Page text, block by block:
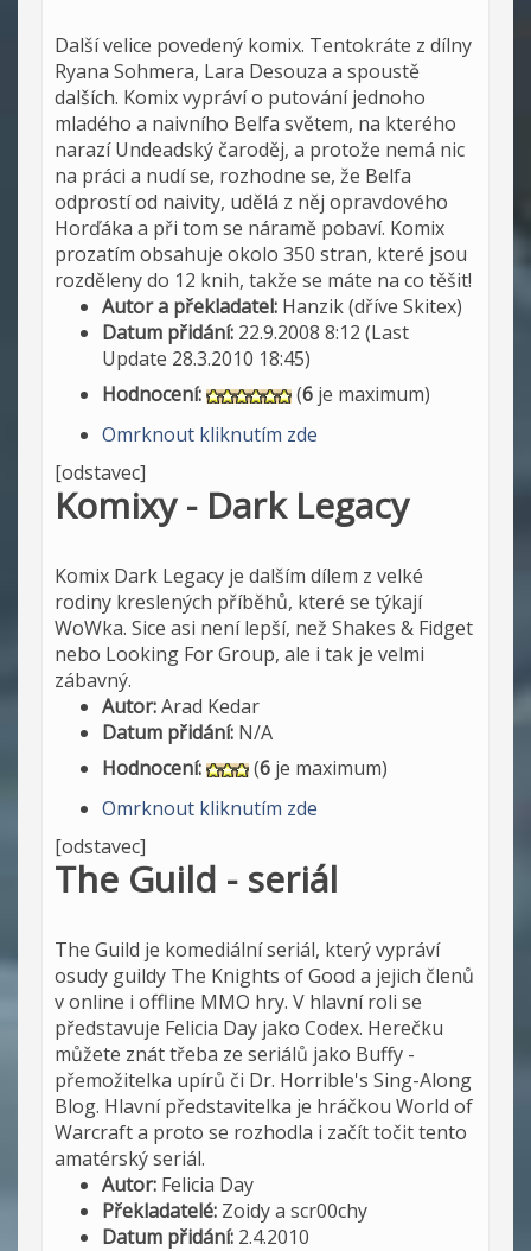
Další velice povedený komix. Tentokráte z dílny
Ryana Sohmera, Lara Desouza a spoustě
dalších. Komix vypráví o putování jednoho
mladého a naivního Belfa světem, na kterého
narazí Undeadský čaroděj, a protože nemá nic
na práci a nudí se, rozhodne se, že Belfa
odprostí od naivity, udělá z něj opravdového
Horďáka a při tom se náramě pobaví. Komix
prozatím obsahuje okolo 350 stran, které jsou
rozděleny do 12 knih, takže se máte na co těšit!
Autor a překladatel: Hanzik (dříve Skitex)
Datum přidání: 22.9.2008 8:12 (Last
Update 28.3.2010 18:45)
Hodnocení:
(6 je maximum)
Omrknout kliknutím zde
[odstavec]
Komixy - Dark Legacy
Komix Dark Legacy je dalším dílem z velké
rodiny kreslených příběhů, které se týkají
WoWka. Sice asi není lepší, než Shakes & Fidget
nebo Looking For Group, ale i tak je velmi
zábavný.
Autor:Arad Kedar
Datum přidání: N/A
Hodnocení:
(6 je maximum)
Omrknout kliknutím zde
[odstavec]
The Guild - seriál
The Guild je komediální seriál, který vypráví
osudy guildy The Knights of Good a jejich členů
v online i offline MMO hry. V hlavní roli se
představuje Felicia Day jako Codex. Herečku
můžete znát třeba ze seriálů jako Buffy -
přemožitelka upírů či Dr. Horrible's Sing-Along
Blog. Hlavní představitelka je hráčkou World of
Warcraft a proto se rozhodla i začít točit tento
amatérský seriál.
Autor: Felicia Day
Překladatelé: Zoidy a scr00chy
Datum přidání: 2.4.2010